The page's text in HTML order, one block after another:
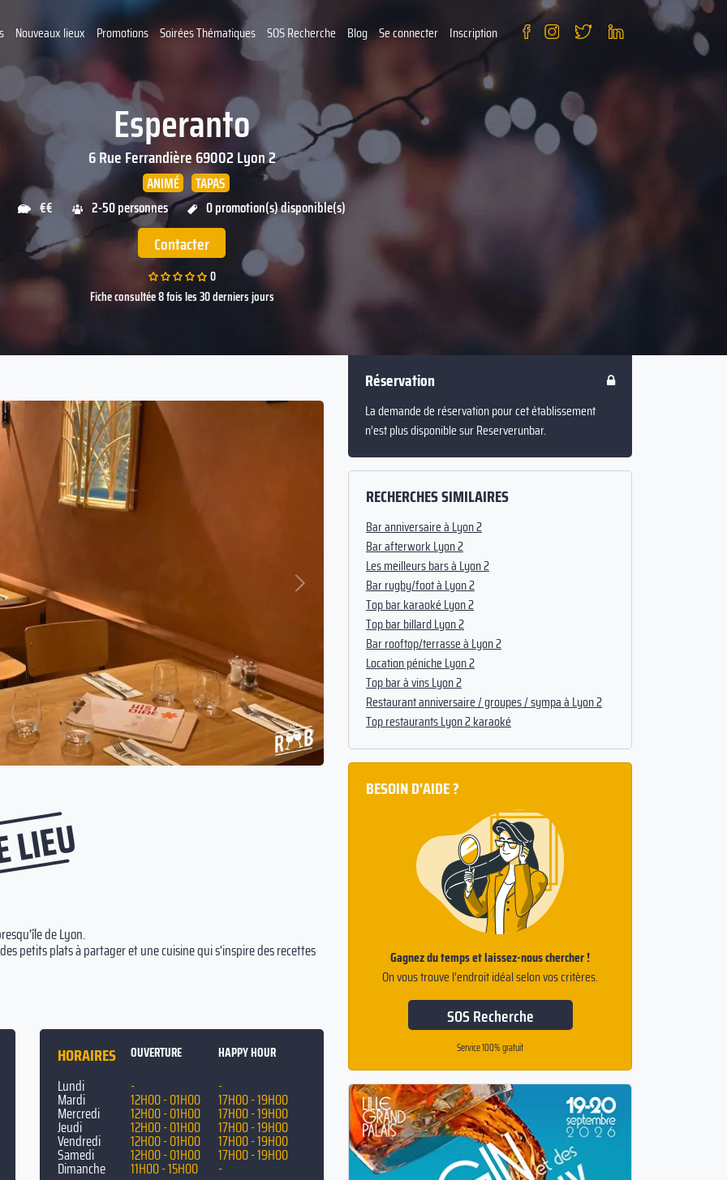
Nouveaux lieux Promotions Soirées Thématiques SOS Recherche Blog Se connecter Inscription
Esperanto
6 Rue Ferrandière69002Lyon 2
ANIMÉ
TAPAS
€€
2-50 personnes 0 promotion(s) disponible(s)
Contacter
0
Fiche consultée 8 fois les 30 derniers jours
Suivant
LIEU
de Lyon.
petits plats à partager et une cuisine qui s'inspire des recettes
pour tous vot évènements, tels que, anniversaire, soirées
bar-mitzvah...HORAIRES OUVERTURE HAPPY HOUR
Lundi - -
Mardi 12H00 - 01H00 17H00 - 19H00
Mercredi 12H00 - 01H00 17H00 - 19H00
Jeudi 12H00 - 01H00 17H00 - 19H00
Vendredi 12H00 - 01H00 17H00 - 19H00
Samedi 12H00 - 01H00 17H00 - 19H00
Dimanche 11H00 - 15H00 -
Réservation
La demande de réservation pour cet établissement
n’est plus disponible sur Reserverunbar.
RECHERCHES SIMILAIRES
Bar anniversaire à Lyon 2
Bar afterwork Lyon 2
Les meilleurs bars à Lyon 2
Bar rugby/foot à Lyon 2
Top bar karaoké Lyon 2
Top bar billard Lyon 2
Bar rooftop/terrasse à Lyon 2
Location péniche Lyon 2
Top bar à vins Lyon 2
Restaurant anniversaire / groupes / sympa à Lyon 2
Top restaurants Lyon 2 karaoké
BESOIN D'AIDE ?
Gagnez du temps et laissez-nous chercher !
On vous trouve l’endroit idéal selon vos critères.
SOS Recherche
Service 100% gratuit